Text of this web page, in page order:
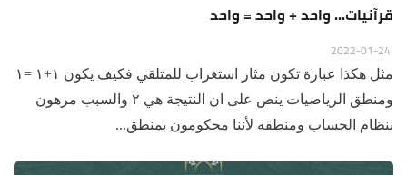
قرآنيات... واحد + واحد = واحد
مثل هكذا عبارة تكون مثار استغراب للمتلقي فكيف يكون ١+١ =١
ومنطق الرياضيات ينص على ان النتيجة هي ٢ والسبب مرهون
بنظام الحساب ومنطقه لأننا محكومون بمنطق...